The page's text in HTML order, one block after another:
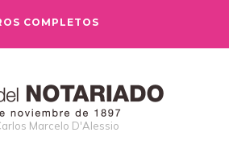
COMPLETOS
Marcelo D'Alessio